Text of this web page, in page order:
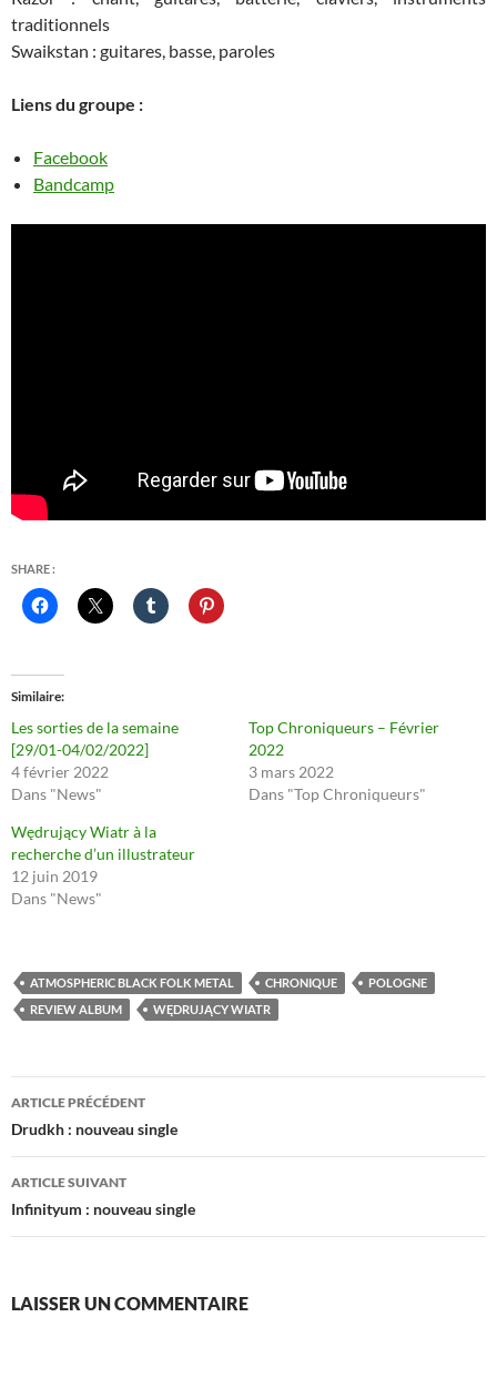
traditionnels
Swaikstan : guitares, basse, paroles
Liens du groupe :
Facebook
Bandcamp
SHARE :
Similaire
Les sorties de la semaine
[29/01-04/02/2022]
4 février 2022
Dans "News"
Top Chroniqueurs – Février
2022
3 mars 2022
Dans "Top Chroniqueurs"
Wędrujący Wiatr à la
recherche d’un illustrateur
12 juin 2019
Dans "News"
ATMOSPHERIC BLACK FOLK METAL CHRONIQUE
POLOGNE
REVIEW ALBUM
WĘDRUJĄCY WIATR
Navigation
des
articles
ARTICLE PRÉCÉDENT
Drudkh : nouveau single
ARTICLE SUIVANT
Infinityum : nouveau single
LAISSER UN COMMENTAIRE